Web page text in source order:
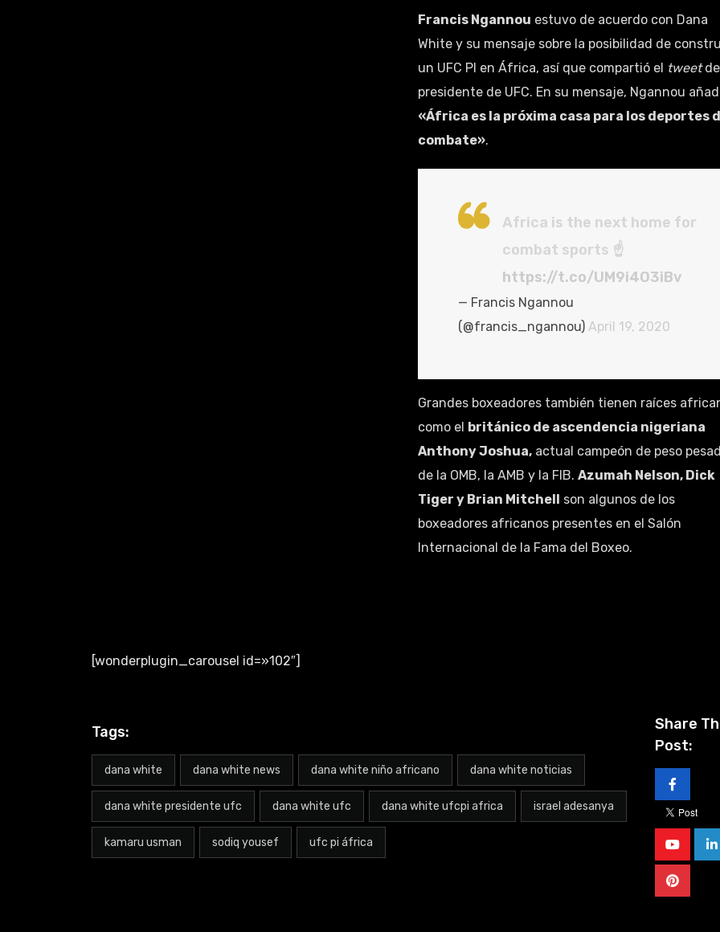
Francis Ngannou estuvo de acuerdo con Dana
White y su mensaje sobre la posibilidad de
un UFC PI en África, así que compartió el tweet
presidente de UFC. En su mensaje, Ngannou
«África es la próxima casa para los deportes
combate».
Africa is the next home for
combat sports ☝️
https://t.co/UM9i4O3iBv
— Francis Ngannou
(@francis_ngannou) April 19, 2020
Grandes boxeadores también tienen raíces
como el británico de ascendencia nigeriana
Anthony Joshua,actual campeón de peso
de la OMB, la AMB y la FIB. Azumah Nelson, Dick
Tiger y Brian Mitchell
son algunos de los
boxeadores africanos presentes en el Salón
Internacional de la Fama del Boxeo.
[wonderplugin_carousel id=»102″]
Tags:
dana white dana white news dana white niño africano dana white noticias
dana white presidente ufc dana white ufc dana white ufcpi africa israel adesanya
kamaru usman sodiq yousef ufc pi áfrica
Share
Post: